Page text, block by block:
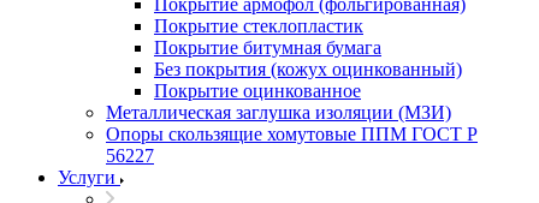
Покрытие армофол (фольгированная)
Покрытие стеклопластик
Покрытие битумная бумага
Без покрытия (кожух оцинкованный)
Покрытие оцинкованное
Металлическая заглушка изоляции (МЗИ)
Опоры скользящие хомутовые ППМ ГОСТ Р
56227
Услуги